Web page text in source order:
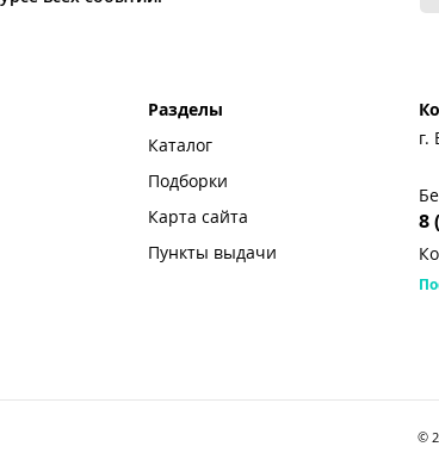
Разделы
Каталог
Подборки
Карта сайта
Пункты выдачи
г.
8
©